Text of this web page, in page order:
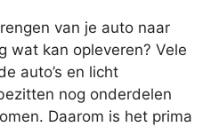
van je auto naar
wat kan opleveren? Vele
auto’s en licht
nog onderdelen
Daarom is het prima